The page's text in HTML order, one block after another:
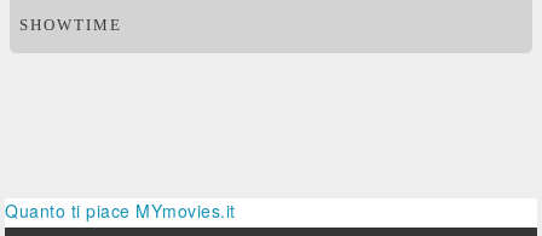
SHOWTIME
Quanto ti piace MYmovies.it